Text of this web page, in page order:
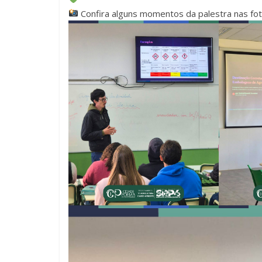
Confira alguns momentos da palestra nas